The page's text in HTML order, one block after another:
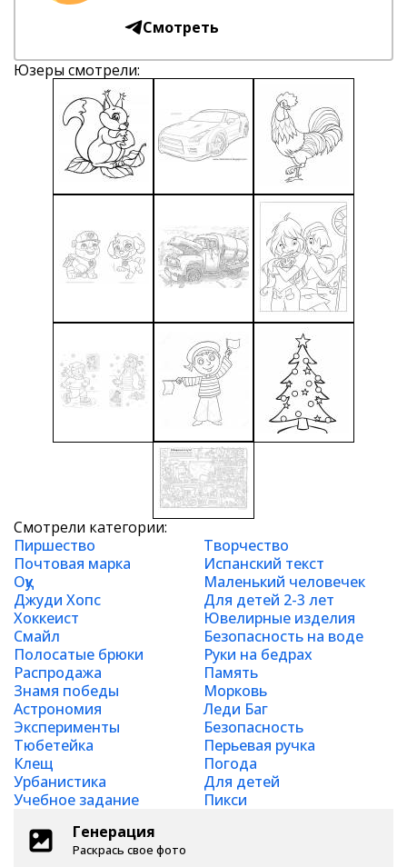
Смотреть
Юзеры смотрели:
Смотрели категории:
Пиршество
Творчество
Почтовая марка
Испанский текст
Оқу
Маленький человечек
Джуди Хопс
Для детей 2-3 лет
Хоккеист
Ювелирные изделия
Смайл
Безопасность на воде
Полосатые брюки
Руки на бедрах
Распродажа
Память
Знамя победы
Морковь
Астрономия
Леди Баг
Эксперименты
Безопасность
Тюбетейка
Перьевая ручка
Клещ
Погода
Урбанистика
Для детей
Учебное задание
Пикси
Генерация
Раскрась свое фото